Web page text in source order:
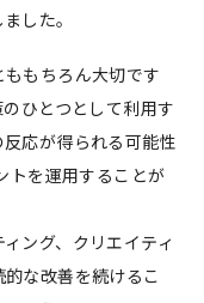
した。
もちろん大切です
ひとつとして利用す
応が得られる可能性
トを運用することが
ング、クリエイティ
な改善を続けるこ